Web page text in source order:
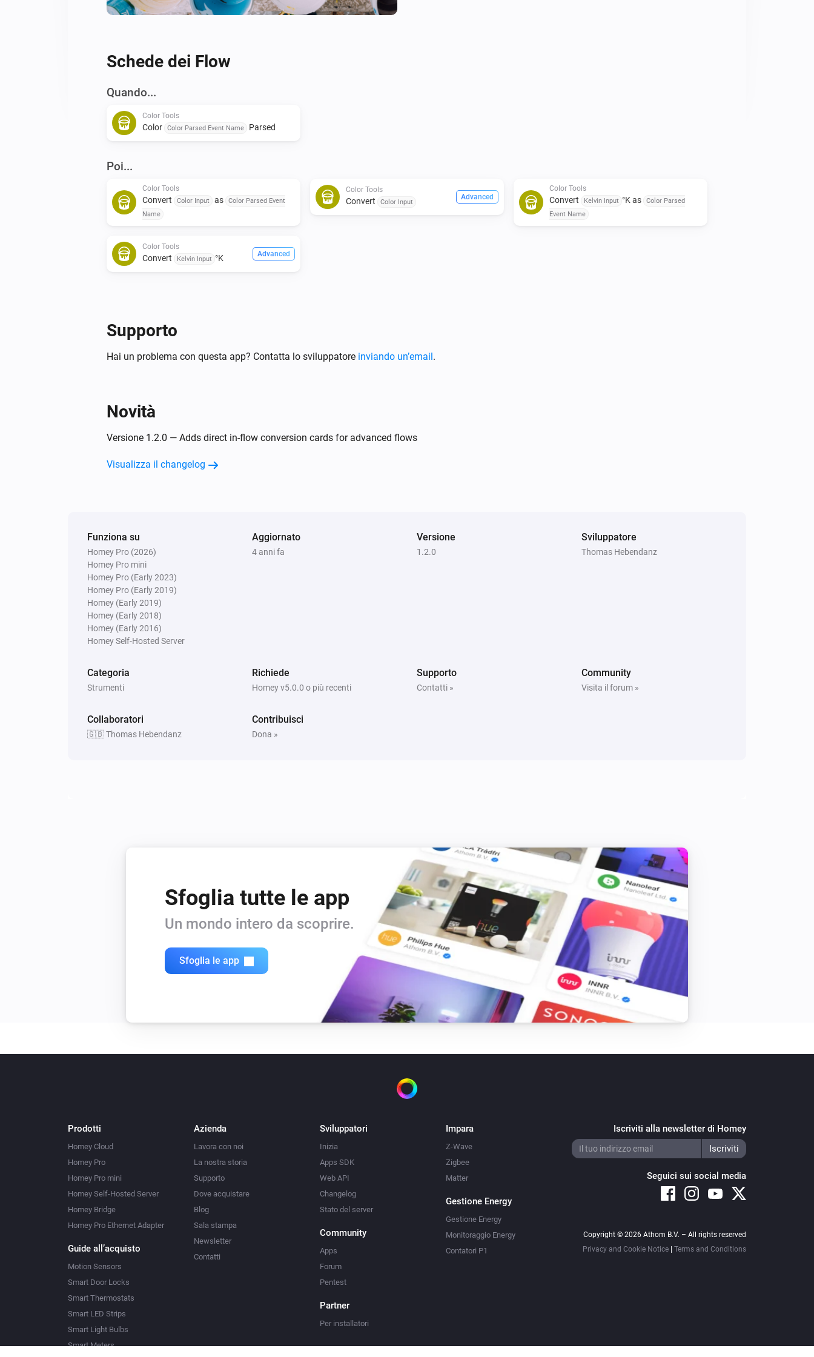
Schede dei Flow
Quando...
Color Tools
Color Color Parsed Event Name Parsed
Poi...
Color Tools
Convert Color Input as
Color Parsed Event
Name
Color Tools
Convert Color Input
Advanced
Color Tools
Convert Kelvin Input °K as
Color Parsed
Event Name
Color Tools
Convert Kelvin Input °K Advanced
Supporto
Hai un problema con questa app? Contatta lo sviluppatore inviando un’email.
Novità
Versione 1.2.0 — Adds direct in-flow conversion cards for advanced flows
Visualizza il changelog
Funziona su
Homey Pro (2026)
Homey Pro mini
Homey Pro (Early 2023)
Homey Pro (Early 2019)
Homey (Early 2019)
Homey (Early 2018)
Homey (Early 2016)
Homey Self-Hosted Server
Aggiornato
4 anni fa
Versione
1.2.0
Sviluppatore
Thomas Hebendanz
Categoria
Strumenti
Richiede
Homey v5.0.0 o più recenti
Supporto
Contatti »
Community
Visita il forum »
Collaboratori
🇬🇧 Thomas Hebendanz
Contribuisci
Dona »
Sfoglia tutte le app
Un mondo intero da scoprire.
Sfoglia le app
Prodotti
Homey Cloud
Homey Pro
Homey Pro mini
Homey Self-Hosted Server
Homey Bridge
Homey Pro Ethernet Adapter
Guide all’acquisto
Motion Sensors
Smart Door Locks
Smart Thermostats
Smart LED Strips
Smart Light Bulbs
Smart Meters
Azienda
Lavora con noi
La nostra storia
Supporto
Dove acquistare
Blog
Sala stampa
Newsletter
Contatti
Sviluppatori
Inizia
Apps SDK
Web API
Changelog
Stato del server
Community
Apps
Forum
Pentest
Partner
Per installatori
Impara
Z-Wave
Zigbee
Matter
Gestione Energy
Gestione Energy
Monitoraggio Energy
Contatori P1
Iscriviti alla newsletter di Homey
Seguici sui social media
Copyright © 2026 Athom B.V. – All rights reserved
Privacy and Cookie Notice
Terms and Conditions